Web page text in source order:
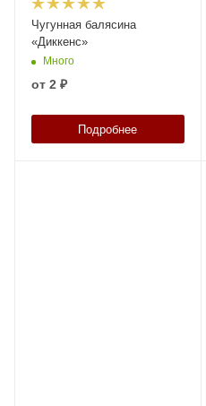
Чугунная балясина
«Диккенс»
Много
от 2 ₽
Подробнее